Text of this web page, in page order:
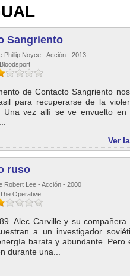
Sangriento
Phillip Noyce - Acción - 2013
de Contacto Sangriento
para recuperarse de la
Una vez allí se ve envuelto
Ver
ruso
Robert Lee - Acción - 2000
Operative
Alec Carville y su
a un investigador
barata y abundante. Pero
durante una...